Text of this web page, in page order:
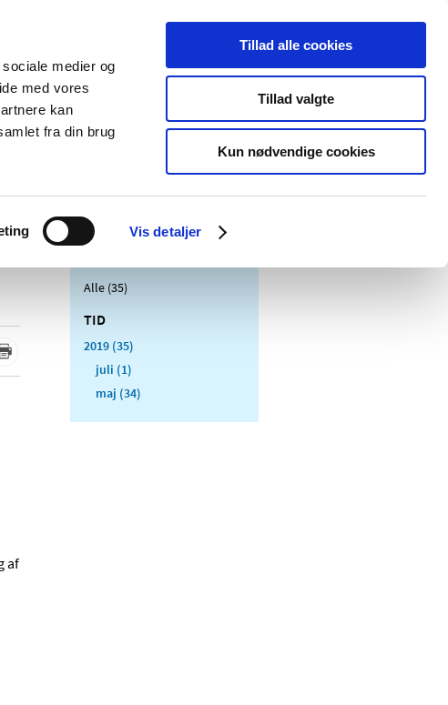
medier og
med vores
kan
fra din brug
Vis detaljer
Tillad alle cookies
Tillad valgte
Kun nødvendige cookies
Udgivelser
Medicinsk
Særlige
produktområder
af
Alle (35)
TID
2019 (35)
juli (1)
maj (34)